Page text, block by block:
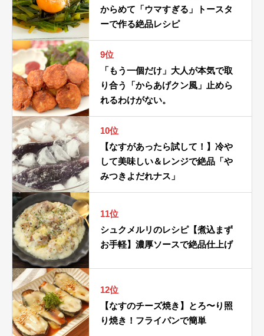
からめて「ウマすぎる」トースタ
ーで作る絶品レシピ
9位
「もう一個だけ」大人が本気で取
り合う「からあげクン風」止めら
れるわけがない。
10位
【なすがあったら試して！】冷や
して美味しい＆レンジで絶品「や
みつきよだれナス」
11位
シュクメルリのレシピ【煮込まず
お手軽】濃厚ソースで絶品仕上げ
12位
【なすのチーズ焼き】とろ〜り照
り焼き！フライパンで簡単